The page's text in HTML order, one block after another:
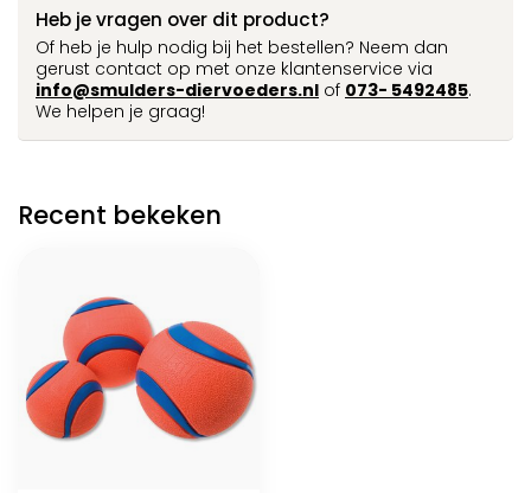
Heb je vragen over dit product?
Of heb je hulp nodig bij het bestellen? Neem dan
gerust contact op met onze klantenservice via
info@smulders-diervoeders.nl of 073- 5492485.
We helpen je graag!
Recent bekeken